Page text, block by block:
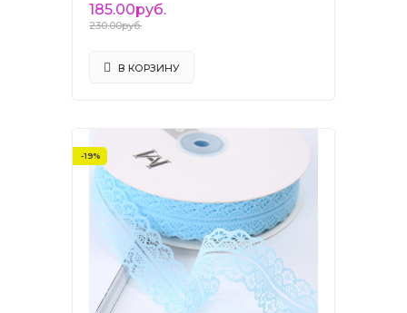
185.00руб.
230.00руб.
В КОРЗИНУ
-19%